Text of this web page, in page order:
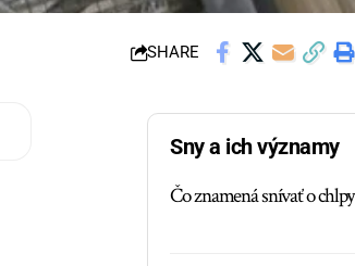
SHARE
Sny a ich významy
Čo znamená snívať o chlpy